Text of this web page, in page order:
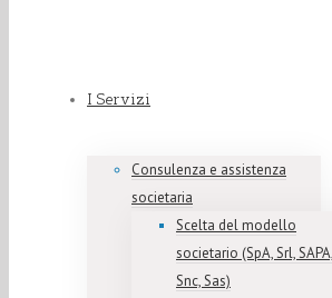
I Servizi
Consulenza e assistenza
societaria
Scelta del modello
societario (SpA, Srl, SAPA,
Snc, Sas)